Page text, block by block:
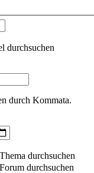
durchsuchen
durch Kommata.
durchsuchen
durchsuchen